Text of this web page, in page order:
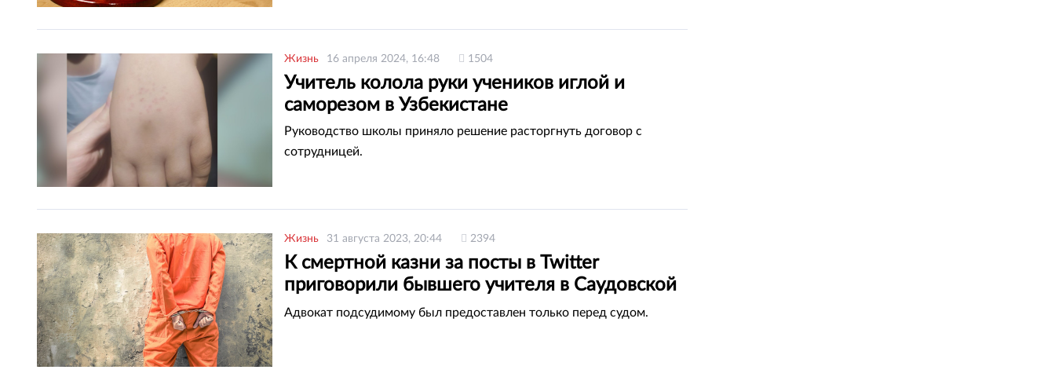
Жизнь 16 апреля 2024, 16:48 1504
Учитель колола руки учеников иглой и
саморезом в Узбекистане
Руководство школы приняло решение расторгнуть договор с
сотрудницей.
Жизнь 31 августа 2023, 20:44 2394
К смертной казни за посты в Twitter
приговорили бывшего учителя в Саудовской
Аравии
Адвокат подсудимому был предоставлен только перед судом.